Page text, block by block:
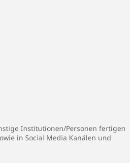
Institutionen/Personen fertigen
in Social Media Kanälen und